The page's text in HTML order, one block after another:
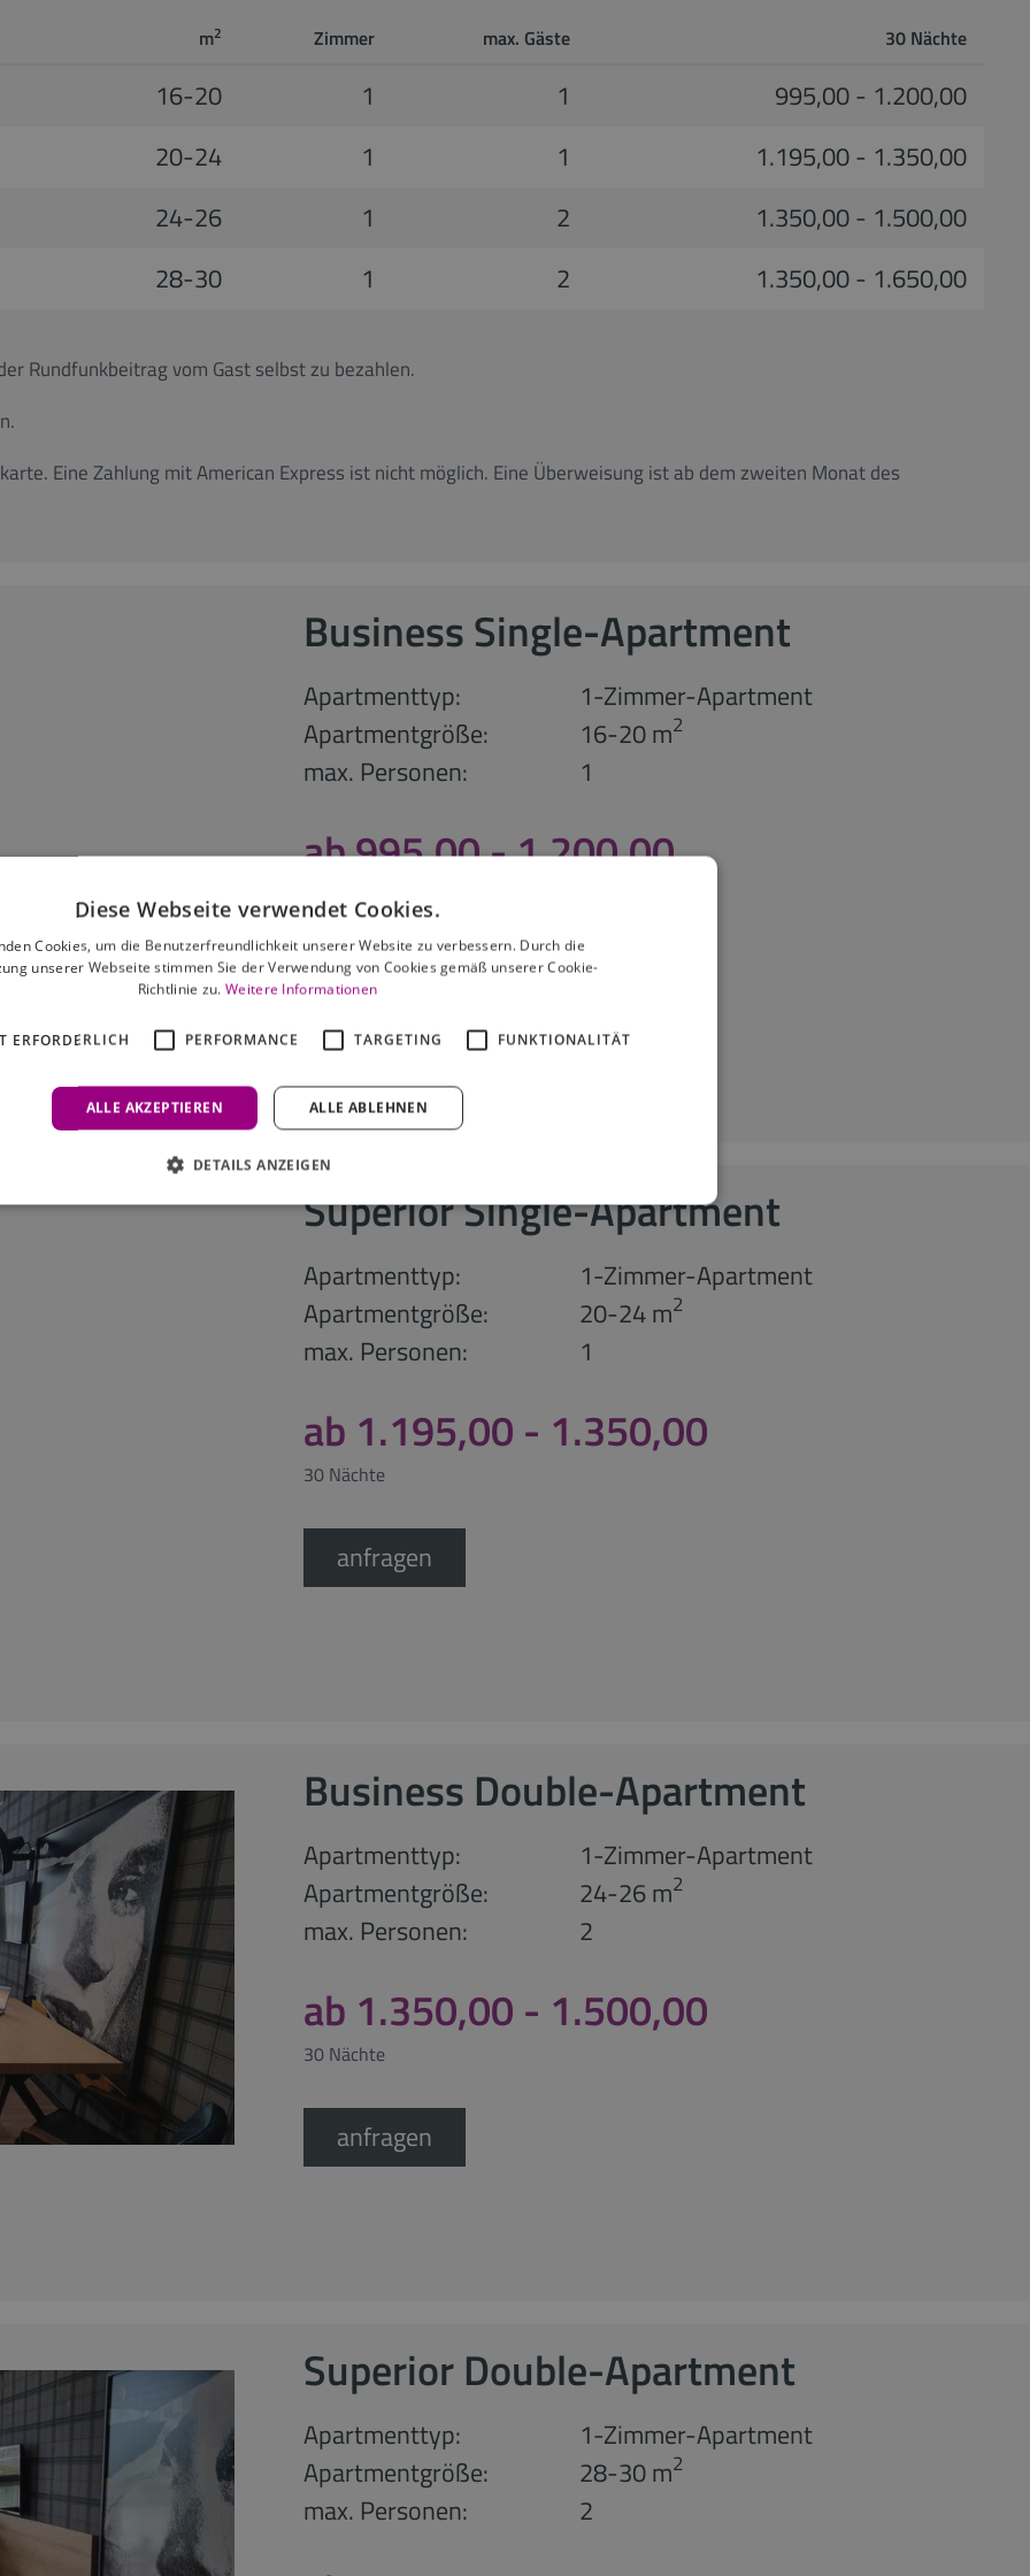
m2 Zimmer max. Gäste 30 Nächte
16-20 1 1
995,00 - 1.200,00
20-24 1 1
1.195,00 - 1.350,00
24-26 1 2
1.350,00 - 1.500,00
28-30 1 2 1.350,00 - 1.650,00
Rundfunkbeitrag vom Gast selbst zu bezahlen.
Eine Zahlung mit American Express ist nicht möglich. Eine Überweisung ist ab dem zweiten Monat des
Business Single-Apartment
Apartmenttyp:
1-Zimmer-Apartment
Apartmentgröße:
16-20 m2
max. Personen: 1
ab 995,00 - 1.200,00
30 Nächte
anfragen
Superior Single-Apartment
Apartmenttyp:
1-Zimmer-Apartment
Apartmentgröße:
20-24 m2
max. Personen: 1
ab 1.195,00 - 1.350,00
30 Nächte
anfragen
Business Double-Apartment
Apartmenttyp:
1-Zimmer-Apartment
Apartmentgröße:
24-26 m2
max. Personen: 2
ab 1.350,00 - 1.500,00
30 Nächte
anfragen
Superior Double-Apartment
Apartmenttyp:
1-Zimmer-Apartment
Apartmentgröße:
28-30 m2
max. Personen: 2
Diese Webseite verwendet Cookies.
Cookies, um die Benutzerfreundlichkeit unserer Website zu verbessern. Durch die
unserer Webseite stimmen Sie der Verwendung von Cookies gemäß unserer Cookie-
Richtlinie zu.Weitere Informationen
ERFORDERLICH PERFORMANCE TARGETING FUNKTIONALITÄT
ALLE AKZEPTIEREN ALLE ABLEHNEN
DETAILS ANZEIGEN